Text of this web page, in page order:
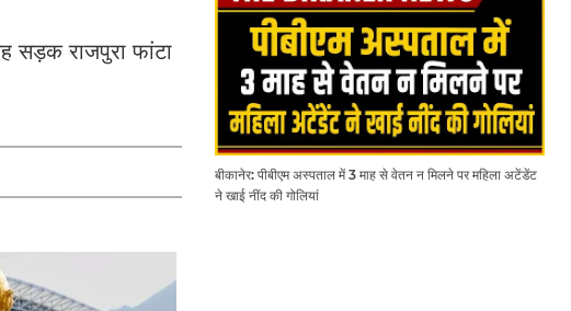
सड़क राजपुरा फांटा
बीकानेर: पीबीएम अस्पताल में 3 माह से वेतन न मिलने पर महिला अटेंडेंट
ने खाई नींद की गोलियां